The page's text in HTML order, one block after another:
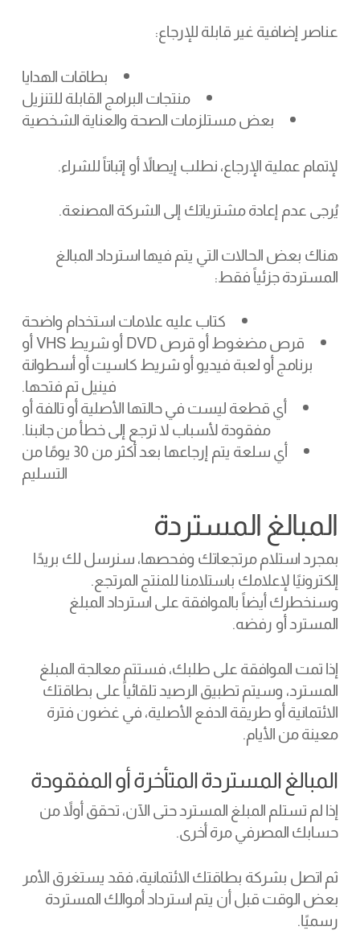
عناصر إضافية غير قابلة للإرجاع:
بطاقات الهدايا
منتجات البرامج القابلة للتنزيل
بعض مستلزمات الصحة والعناية الشخصية
لإتمام عملية الإرجاع، نطلب إيصالاً أو إثباتاً للشراء.
يُرجى عدم إعادة مشترياتك إلى الشركة المصنعة.
هناك بعض الحالات التي يتم فيها استرداد المبالغ
المستردة جزئياً فقط:
كتاب عليه علامات استخدام واضحة
قرص مضغوط أو قرص DVD أو شريط VHS أو
برنامج أو لعبة فيديو أو شريط كاسيت أو أسطوانة
فينيل تم فتحها.
أي قطعة ليست في حالتها الأصلية أو تالفة أو
مفقودة لأسباب لا ترجع إلى خطأ من جانبنا.
أي سلعة يتم إرجاعها بعد أكثر من 30 يومًا من
التسليم
المبالغ المستردة
بمجرد استلام مرتجعاتك وفحصها، سنرسل لك بريدًا
إلكترونيًا لإعلامك باستلامنا للمنتج المرتجع.
وسنخطرك أيضاً بالموافقة على استرداد المبلغ
المسترد أو رفضه.
إذا تمت الموافقة على طلبك، فستتم معالجة المبلغ
المسترد، وسيتم تطبيق الرصيد تلقائياً على بطاقتك
الائتمانية أو طريقة الدفع الأصلية، في غضون فترة
معينة من الأيام.
المبالغ المستردة المتأخرة أو المفقودة
إذا لم تستلم المبلغ المسترد حتى الآن، تحقق أولاً من
حسابك المصرفي مرة أخرى.
ثم اتصل بشركة بطاقتك الائتمانية، فقد يستغرق الأمر
بعض الوقت قبل أن يتم استرداد أموالك المستردة
رسميًا.